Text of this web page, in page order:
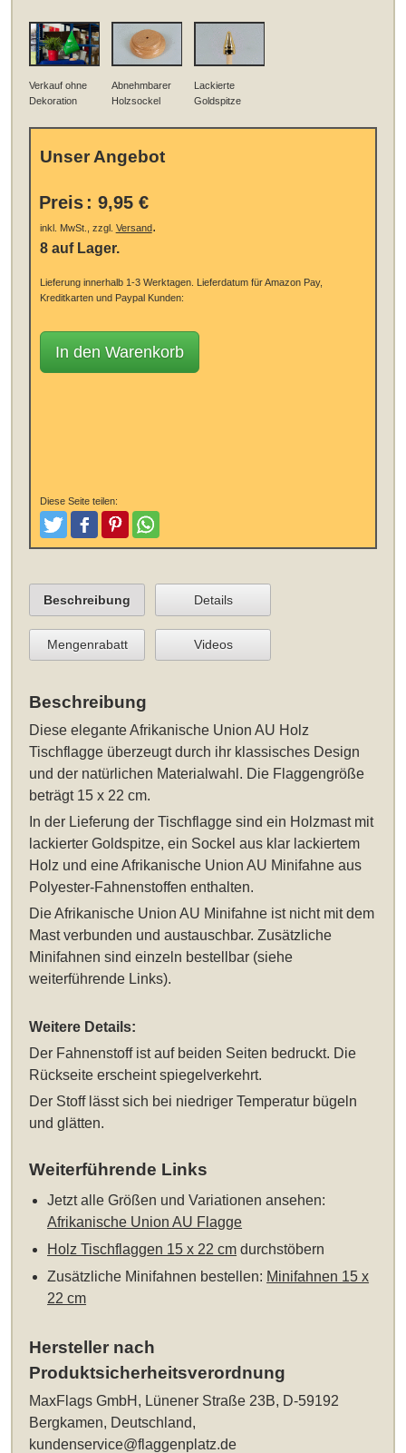
Verkauf ohne
Dekoration
Abnehmbarer
Holzsockel
Lackierte
Goldspitze
Unser Angebot
Preis : 9,95 €
inkl. MwSt., zzgl. Versand.
8 auf Lager.
Lieferung innerhalb 1-3 Werktagen.
Lieferdatum für Amazon Pay,
Kreditkarten und Paypal Kunden:
In den Warenkorb
Diese Seite teilen:
TweetenPostenPinterestTeilen
Beschreibung Details
Mengenrabatt Videos
Beschreibung
Diese eleganteAfrikanische Union AU Holz
Tischflagge überzeugt durch ihr klassisches Design
und der natürlichen Materialwahl. Die Flaggengröße
beträgt 15 x 22 cm.
In der Lieferung der Tischflagge sind ein Holzmast mit
lackierter Goldspitze, ein Sockel aus klar lackiertem
Holz und eine Afrikanische Union AU Minifahne aus
Polyester-Fahnenstoffen enthalten.
Die Afrikanische Union AU Minifahne ist nicht mit dem
Mast verbunden und austauschbar. Zusätzliche
Minifahnen sind einzeln bestellbar (siehe
weiterführende Links).
Weitere Details:
Der Fahnenstoff ist auf beiden Seiten bedruckt. Die
Rückseite erscheint spiegelverkehrt.
Der Stoff lässt sich bei niedriger Temperatur bügeln
und glätten.
Weiterführende Links
Jetzt alle Größen und Variationen ansehen:
Afrikanische Union AU Flagge
Holz Tischflaggen 15 x 22 cm durchstöbern
Zusätzliche Minifahnen bestellen: Minifahnen 15 x
22 cm
Hersteller nach
Produktsicherheitsverordnung
MaxFlags GmbH, Lünener Straße 23B, D-59192
Bergkamen, Deutschland,
kundenservice@flaggenplatz.de